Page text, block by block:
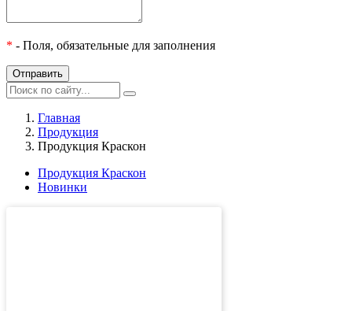
* - Поля, обязательные для заполнения
Главная
Продукция
Продукция Краскон
Продукция Краскон
Новинки